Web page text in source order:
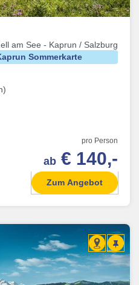
am See - Kaprun / Salzburg
Sommerkarte
pro Person
ab € 140,-
Zum Angebot